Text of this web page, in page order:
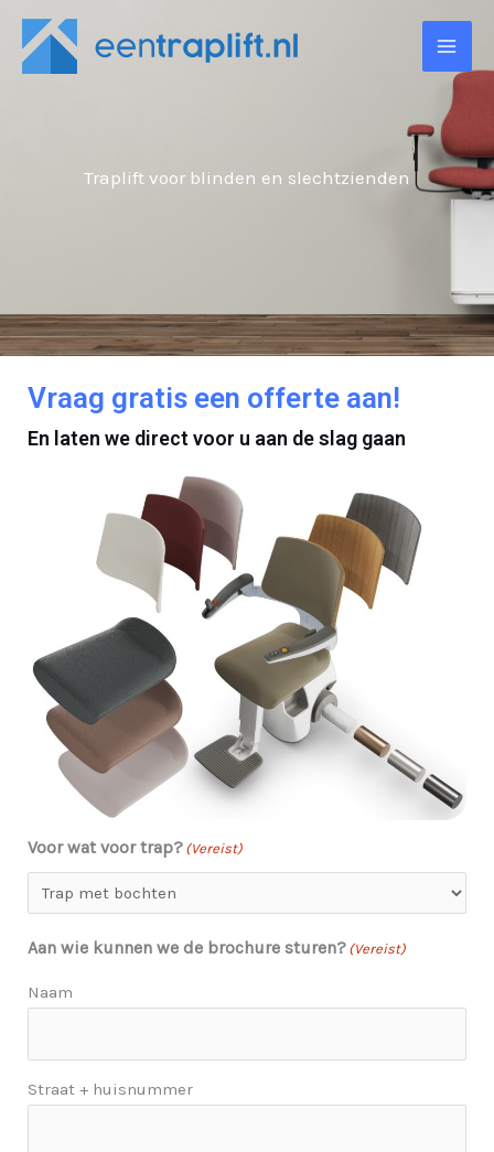
naar
Traplift voor blinden en slechtzienden
Vraag gratis een offerte aan!
En laten we direct voor u aan de slag gaan
Voor wat voor trap? (Vereist)
Aan wie kunnen we de brochure sturen? (Vereist)
Naam
Straat + huisnummer